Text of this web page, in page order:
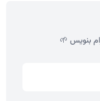
بنویس 🌱